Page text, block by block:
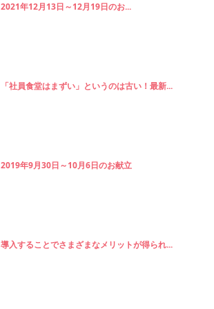
2021年12月13日～12月19日のお...
「社員食堂はまずい」というのは古い！最新...
2019年9月30日～10月6日のお献立
導入することでさまざまなメリットが得られ...